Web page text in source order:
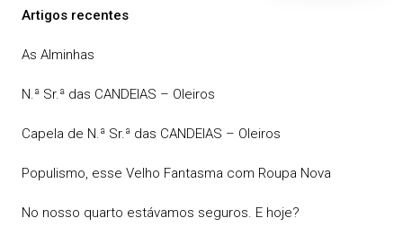
Artigos recentes
As Alminhas
N.ª Sr.ª das CANDEIAS – Oleiros
Capela de N.ª Sr.ª das CANDEIAS – Oleiros
Populismo, esse Velho Fantasma com Roupa Nova
No nosso quarto estávamos seguros. E hoje?